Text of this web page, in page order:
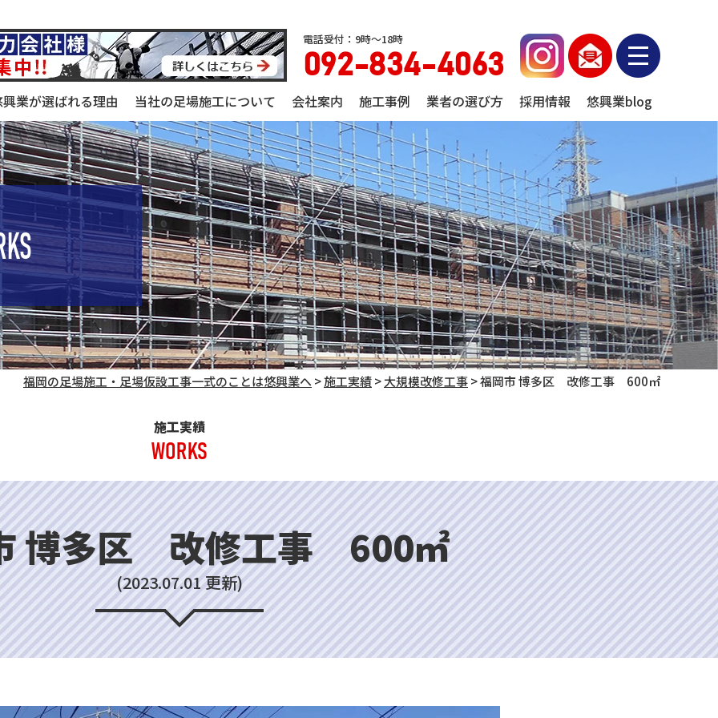
電話受付：9時～18時
092-834-4063
業が選ばれる理由 当社の足場施工について 会社案内 施工事例 業者の選び方 採用情報 悠興業blog
福岡の足場施工・足場仮設工事一式のことは悠興業へ>施工実績>大規模改修工事>福岡市 博多区 改修工事 600㎡
施工実績
WORKS
博多区 改修工事 600㎡
(2023.07.01 更新)